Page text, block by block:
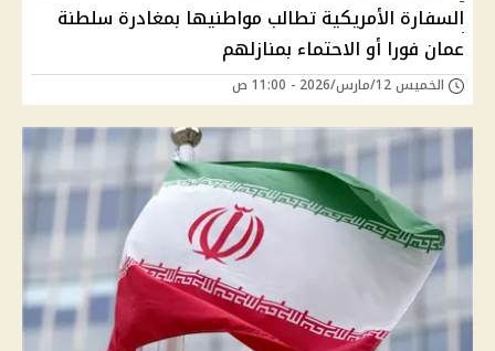
السفارة الأمريكية تطالب مواطنيها بمغادرة سلطنة
عمان فورا أو الاحتماء بمنازلهم
الخميس 12/مارس/2026 - 11:00 ص